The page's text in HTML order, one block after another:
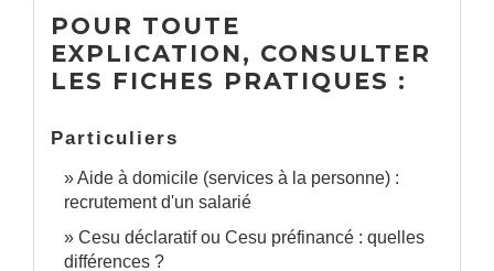
POUR TOUTE
EXPLICATION, CONSULTER
LES FICHES PRATIQUES :
Particuliers
Aide à domicile (services à la personne) :
recrutement d'un salarié
Cesu déclaratif ou Cesu préfinancé : quelles
différences ?